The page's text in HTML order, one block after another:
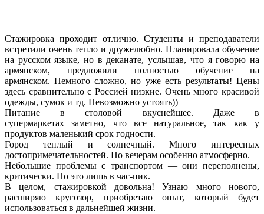
Стажировка проходит отлично. Студенты и преподаватели
встретили очень тепло и дружелюбно. Планировала обучение
на русском языке, но в деканате, услышав, что я говорю на
армянском, предложили полностью обучение на
армянском. Немного сложно, но уже есть результаты! Цены
здесь сравнительно с Россией низкие. Очень много красивой
одежды, сумок и тд. Невозможно устоять))
Питание в столовой вкуснейшее. Даже в
супермаркетах заметно, что все натуральное, так как у
продуктов маленький срок годности.
Город теплый и солнечный. Много интересных
достопримечательностей. По вечерам особенно атмосферно.
Небольшие проблемы с транспортом — они переполнены,
критически. Но это лишь в час-пик.
В целом, стажировкой довольна! Узнаю много нового,
расширяю кругозор, приобретаю опыт, который будет
использоваться в дальнейшей жизни.